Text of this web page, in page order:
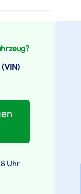
Uhr